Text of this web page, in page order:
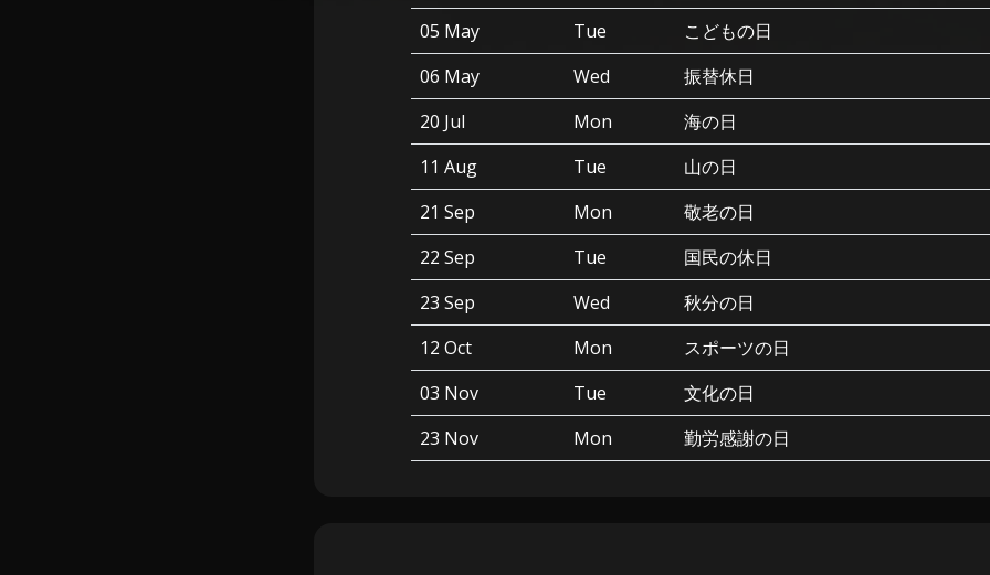
05 May
Tue
こどもの日
06 May
Wed
振替休日
20 Jul
Mon
海の日
11 Aug
Tue
山の日
21 Sep
Mon
敬老の日
22 Sep
Tue
国民の休日
23 Sep
Wed
秋分の日
12 Oct
Mon
スポーツの日
03 Nov
Tue
文化の日
23 Nov
Mon 勤労感謝の日